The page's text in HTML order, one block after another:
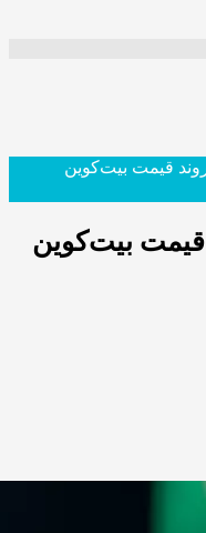
قیمت بیت‌کوین
قیمت بیت‌کوین